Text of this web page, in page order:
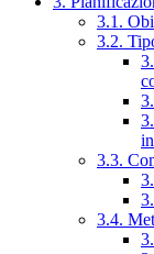
3.1.
3.2.
3.3.
3.4.